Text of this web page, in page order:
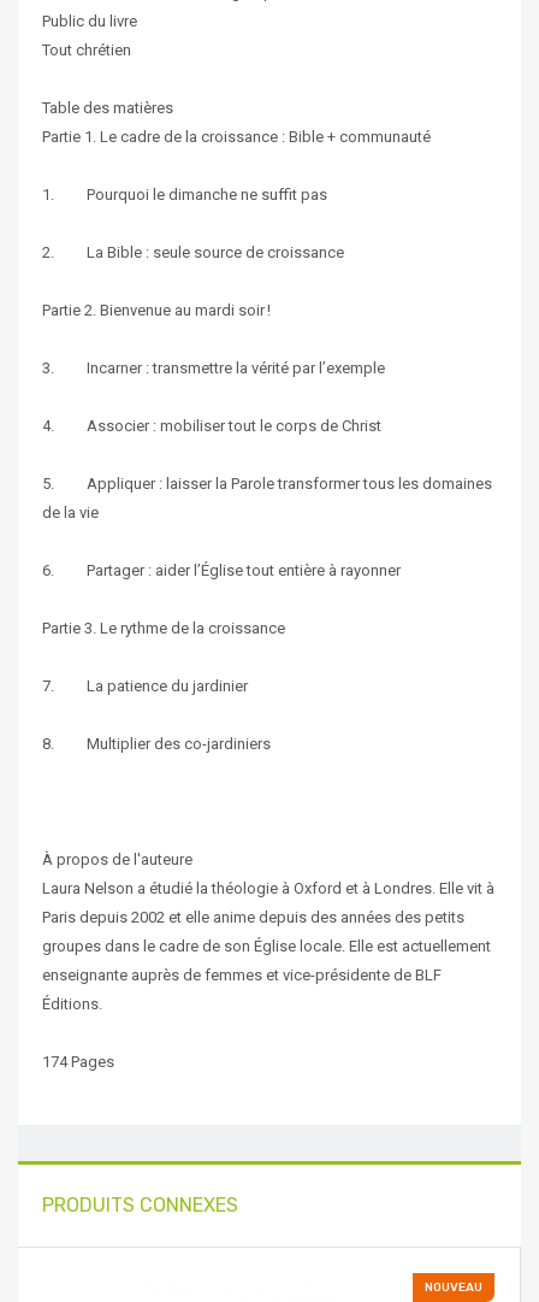
Public du livre
Tout chrétien
Table des matières
Partie 1. Le cadre de la croissance : Bible + communauté
1. Pourquoi le dimanche ne suffit pas
2. La Bible : seule source de croissance
Partie 2. Bienvenue au mardi soir !
3. Incarner : transmettre la vérité par l’exemple
4. Associer : mobiliser tout le corps de Christ
5. Appliquer : laisser la Parole transformer tous les domaines
de la vie
6. Partager : aider l’Église tout entière à rayonner
Partie 3. Le rythme de la croissance
7. La patience du jardinier
8. Multiplier des co-jardiniers
À propos de l'auteure
Laura Nelson a étudié la théologie à Oxford et à Londres. Elle vit à
Paris depuis 2002 et elle anime depuis des années des petits
groupes dans le cadre de son Église locale. Elle est actuellement
enseignante auprès de femmes et vice-présidente de BLF
Éditions.
174 Pages
PRODUITS CONNEXES
NOUVEAU